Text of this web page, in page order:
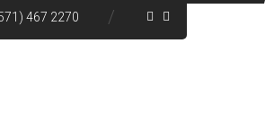
467 2270